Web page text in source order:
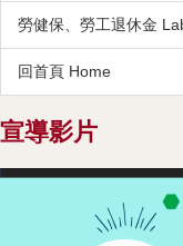
勞健保、勞工退休金
回首頁 Home
宣導影片